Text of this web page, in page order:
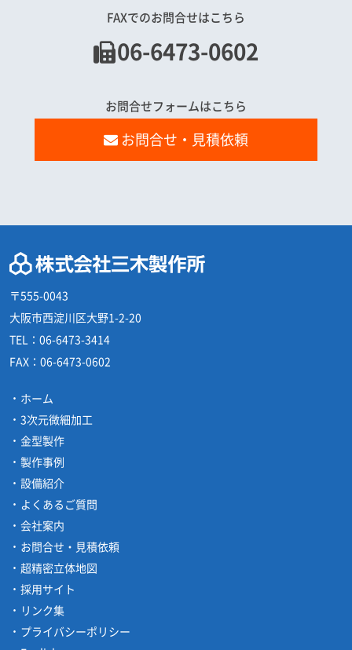
FAXでのお問合せはこちら
06-6473-0602
お問合せフォームはこちら
お問合せ・見積依頼
〒555-0043
大阪市西淀川区大野1-2-20
TEL： 06-6473-3414
FAX： 06-6473-0602
ホーム
3次元微細加工
金型製作
製作事例
設備紹介
よくあるご質問
会社案内
お問合せ・見積依頼
超精密立体地図
採用サイト
リンク集
プライバシーポリシー